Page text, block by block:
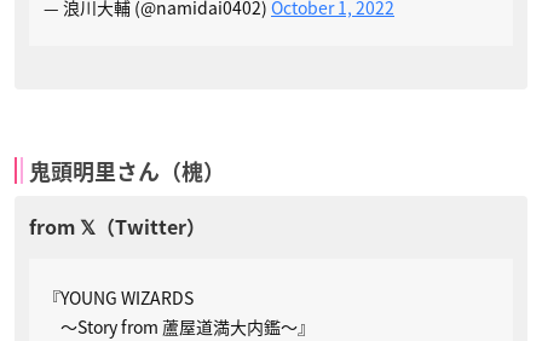
— 浪川大輔 (@namidai0402) October 1, 2022
鬼頭明里さん（槐）
『YOUNG WIZARDS
〜Story from 蘆屋道満大内鑑〜』